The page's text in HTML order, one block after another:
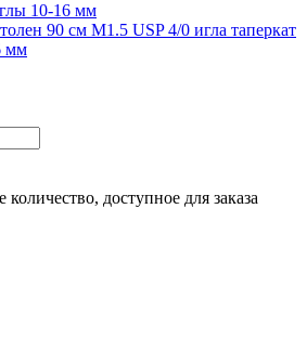
90 см М1.5 USP 4/0 игла таперкат
мм
доступное для заказа